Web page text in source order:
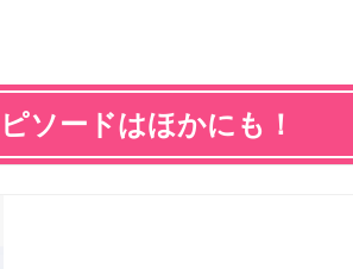
ソードはほかにも！